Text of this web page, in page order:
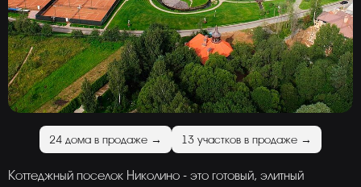
24 дома в продаже → 13 участков в продаже →
Коттеджный поселок Николино - это готовый, элитный